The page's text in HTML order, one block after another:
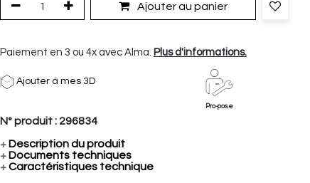
Ajouter au panier
Paiement en 3 ou 4x avec Alma. Plus d'informations.
Ajouter à mes 3D
Pro-pose
N° produit : 296834
+Description du produit
+Documents techniques
+Caractéristiques technique